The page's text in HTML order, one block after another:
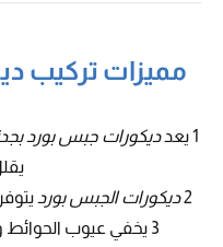
مميزات تركيب
1 يعد ديكورات جبس بورد
2ديكورات الجبس بورد
3 يخفي عيوب